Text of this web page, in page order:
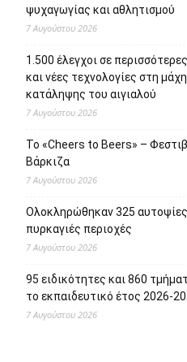
ψυχαγωγίας και αθλητισμού
7 Αυγούστου 2026
1.500 έλεγχοι σε
και νέες τεχνολογίες στη
κατάληψης του αιγιαλού
7 Αυγούστου 2026
Το «Cheers to Beers» –
Βάρκιζα
7 Αυγούστου 2026
Ολοκληρώθηκαν 325 αυτοψίες
πυρκαγιές περιοχές
7 Αυγούστου 2026
95 ειδικότητες και 860
το εκπαιδευτικό έτος 2026-
7 Αυγούστου 2026